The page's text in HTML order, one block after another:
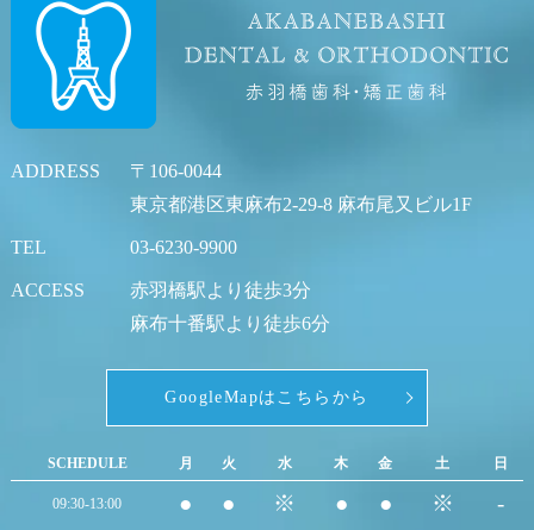
ADDRESS
〒106-0044
東京都港区東麻布2-29-8 麻布尾又ビル1F
TEL 03-6230-9900
ACCESS
赤羽橋駅より徒歩3分
麻布十番駅より徒歩6分
GoogleMapはこちらから
SCHEDULE 月 火 水 木 金 土 日
09:30-13:00 ● ● ※ ● ● ※ -